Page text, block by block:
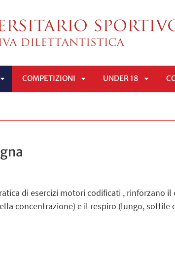
COMPETIZIONI UNDER 18
di esercizi motori codificati , rinforzano
concentrazione) e il respiro (lungo, sottile